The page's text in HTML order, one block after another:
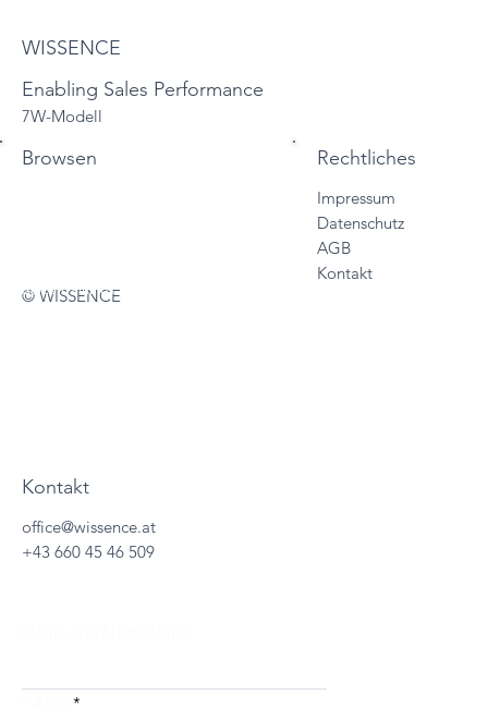
© WISSENCE
WISSENCE
Enabling Sales Performance
7W-Modell
Browsen
Sales Trainings
Rechtliches
Impressum
Datenschutz
AGB
Kontakt
Kontakt
office@wissence.at
+43 660 45 46 509